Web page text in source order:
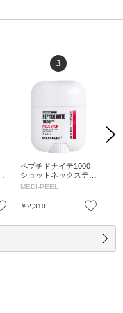
お気に入り
3
ペプチドナイテ1000
ショットネックスティ
ック / 20g / 20g
MEDI-PEEL
￥2,310
Next